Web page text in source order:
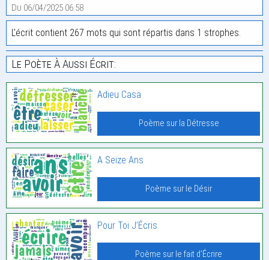
Du 06/04/2025 06:58
L'écrit contient 267 mots qui sont répartis dans 1 strophes.
Le Poète À Aussi Écrit:
Adieu Casa
Poème sur la Détresse
A Seize Ans
Poème sur le Désir
Pour Toi J’Écris
Poème sur le fait d'Écrire